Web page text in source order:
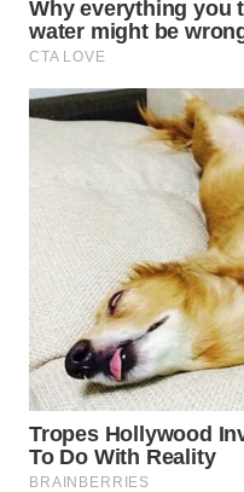
BINTAN
MANDALIKA
LIKUPANG
WN
LABUANBAJO
WN
BORNEO
Wahana
Media
Group